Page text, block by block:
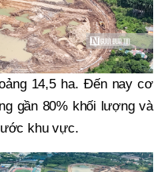
14,5 ha. Đến nay cơ
gần 80% khối lượng và
khu vực.